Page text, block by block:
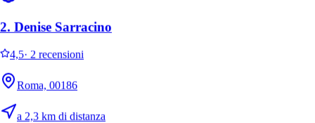
2. Denise Sarracino
4,5· 2 recensioni
Roma, 00186
a 2,3 km di distanza